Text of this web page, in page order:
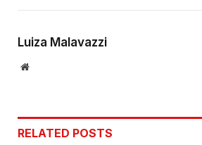
Luiza Malavazzi
Website
RELATED POSTS